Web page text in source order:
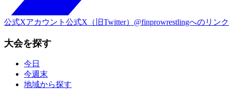
公式Xアカウント 公式X（旧Twitter）@finprowrestlingへのリンク
大会を探す
今日
今週末
地域から探す